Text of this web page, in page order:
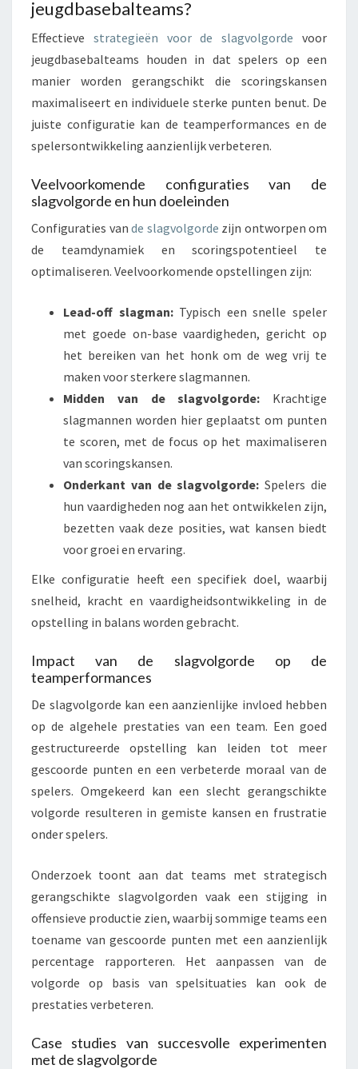
jeugdbasebalteams?
Effectieve strategieën voor de slagvolgorde voor
jeugdbasebalteams houden in dat spelers op een
manier worden gerangschikt die scoringskansen
maximaliseert en individuele sterke punten benut. De
juiste configuratie kan de teamperformances en de
spelersontwikkeling aanzienlijk verbeteren.
Veelvoorkomende configuraties van de
slagvolgorde en hun doeleinden
Configuraties van de slagvolgorde zijn ontworpen om
de teamdynamiek en scoringspotentieel te
optimaliseren. Veelvoorkomende opstellingen zijn:
Lead-off slagman:Typisch een snelle speler
met goede on-base vaardigheden, gericht op
het bereiken van het honk om de weg vrij te
maken voor sterkere slagmannen.
Midden van de slagvolgorde: Krachtige
slagmannen worden hier geplaatst om punten
te scoren, met de focus op het maximaliseren
van scoringskansen.
Onderkant van de slagvolgorde: Spelers die
hun vaardigheden nog aan het ontwikkelen zijn,
bezetten vaak deze posities, wat kansen biedt
voor groei en ervaring.
Elke configuratie heeft een specifiek doel, waarbij
snelheid, kracht en vaardigheidsontwikkeling in de
opstelling in balans worden gebracht.
Impact van de slagvolgorde op de
teamperformances
De slagvolgorde kan een aanzienlijke invloed hebben
op de algehele prestaties van een team. Een goed
gestructureerde opstelling kan leiden tot meer
gescoorde punten en een verbeterde moraal van de
spelers. Omgekeerd kan een slecht gerangschikte
volgorde resulteren in gemiste kansen en frustratie
onder spelers.
Onderzoek toont aan dat teams met strategisch
gerangschikte slagvolgorden vaak een stijging in
offensieve productie zien, waarbij sommige teams een
toename van gescoorde punten met een aanzienlijk
percentage rapporteren. Het aanpassen van de
volgorde op basis van spelsituaties kan ook de
prestaties verbeteren.
Case studies van succesvolle experimenten
met de slagvolgorde